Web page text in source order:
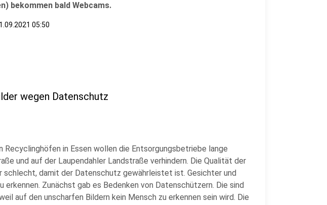
bekommen bald Webcams.
05:50
wegen Datenschutz
Recyclinghöfen in Essen wollen die Entsorgungsbetriebe lange
und auf der Laupendahler Landstraße verhindern. Die Qualität der
schlecht, damit der Datenschutz gewährleistet ist. Gesichter und
erkennen. Zunächst gab es Bedenken von Datenschützern. Die sind
auf den unscharfen Bildern kein Mensch zu erkennen sein wird. Die